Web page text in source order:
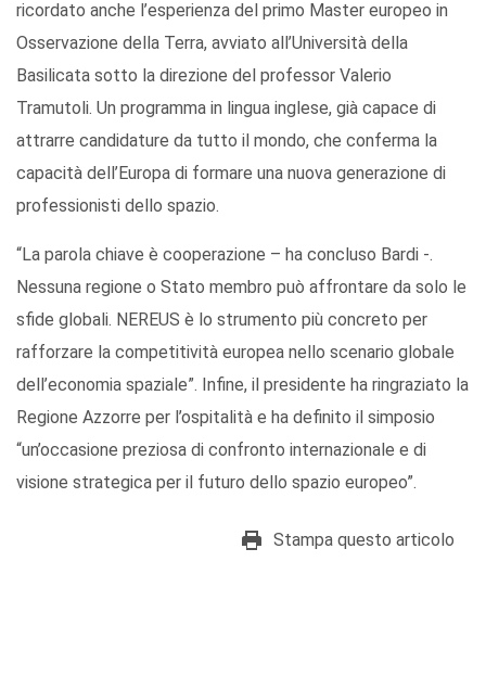
ricordato anche l’esperienza del primo Master europeo in
Osservazione della Terra, avviato all’Università della
Basilicata sotto la direzione del professor Valerio
Tramutoli. Un programma in lingua inglese, già capace di
attrarre candidature da tutto il mondo, che conferma la
capacità dell’Europa di formare una nuova generazione di
professionisti dello spazio.
“La parola chiave è cooperazione – ha concluso Bardi -.
Nessuna regione o Stato membro può affrontare da solo le
sfide globali. NEREUS è lo strumento più concreto per
rafforzare la competitività europea nello scenario globale
dell’economia spaziale”. Infine, il presidente ha ringraziato la
Regione Azzorre per l’ospitalità e ha definito il simposio
“un’occasione preziosa di confronto internazionale e di
visione strategica per il futuro dello spazio europeo”.
Stampa questo articolo